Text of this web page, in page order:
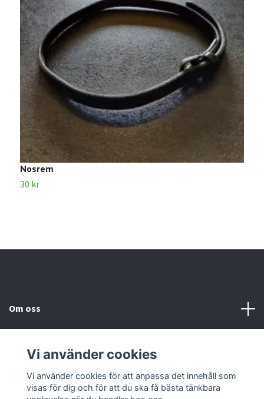
Nosrem
30 kr
Om oss
Kontakta oss
Vi använder cookies
Vi använder cookies för att anpassa det innehåll som
visas för dig och för att du ska få bästa tänkbara